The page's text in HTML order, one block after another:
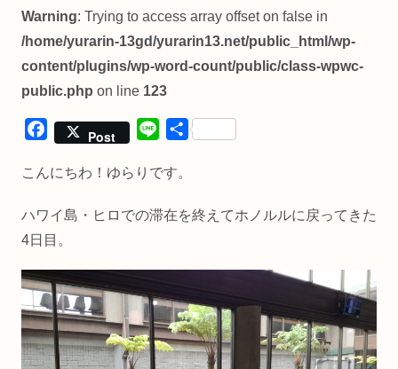
Warning: Trying to access array offset on false in
/home/yurarin-13gd/yurarin13.net/public_html/wp-
content/plugins/wp-word-count/public/class-wpwc-
public.php on line 123
c
b
o
k
Post
n
共
こんにちわ！ゆらりです。
ハワイ島・ヒロでの滞在を終えてホノルルに戻ってきた
4日目。